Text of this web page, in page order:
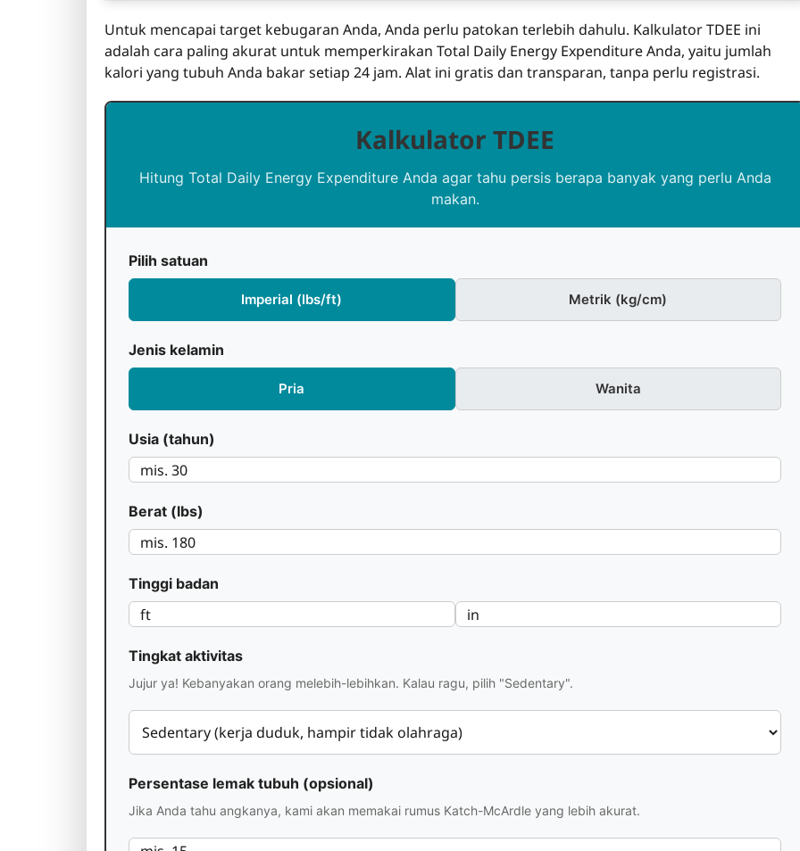
Untuk mencapai target kebugaran Anda, Anda perlu patokan terlebih dahulu. Kalkulator TDEE ini
adalah cara paling akurat untuk memperkirakan Total Daily Energy Expenditure Anda, yaitu jumlah
kalori yang tubuh Anda bakar setiap 24 jam. Alat ini gratis dan transparan, tanpa perlu registrasi.
Kalkulator TDEE
Hitung Total Daily Energy Expenditure Anda agar tahu persis berapa banyak yang perlu Anda
makan.
Pilih satuan
Imperial (lbs/ft) Metrik (kg/cm)
Jenis kelamin
Pria Wanita
Usia (tahun)
Berat (lbs)
Tinggi badan
Tingkat aktivitas
Jujur ya! Kebanyakan orang melebih-lebihkan. Kalau ragu, pilih "Sedentary".
Persentase lemak tubuh (opsional)
Jika Anda tahu angkanya, kami akan memakai rumus Katch-McArdle yang lebih akurat.